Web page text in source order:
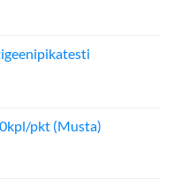
pkt (Musta)